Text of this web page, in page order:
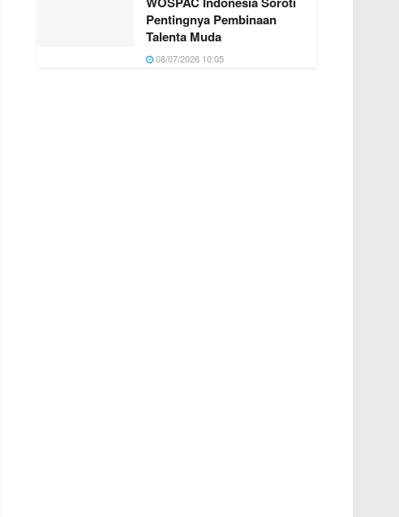
Pentingnya Pembinaan
Talenta Muda
08/07/2026 10:05